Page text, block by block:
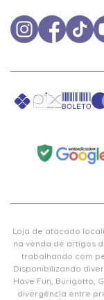
Loja de atacado
na venda de artigos
trabalhando com
Disponibilizando
Have Fun, Burigotto,
divergência entre